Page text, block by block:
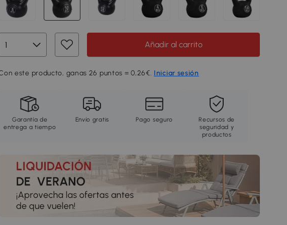
Añadir al carrito
este producto, ganas 26 puntos = 0,26€. Iniciar sesión
Garantía de
entrega a tiempo
Envío gratis Pago seguro
Recursos de
seguridad y
productos